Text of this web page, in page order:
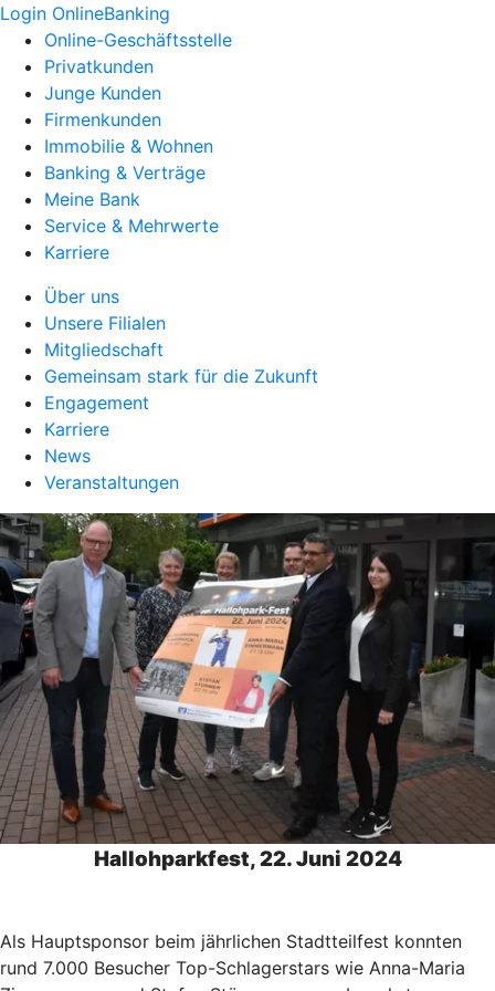
Login OnlineBanking
Online-Geschäftsstelle
Privatkunden
Junge Kunden
Firmenkunden
Immobilie & Wohnen
Banking & Verträge
Meine Bank
Service & Mehrwerte
Karriere
Über uns
Unsere Filialen
Mitgliedschaft
Gemeinsam stark für die Zukunft
Engagement
Karriere
News
Veranstaltungen
Hallohparkfest, 22. Juni 2024
Als Hauptsponsor beim jährlichen Stadtteilfest konnten
rund 7.000 Besucher Top-Schlagerstars wie Anna-Maria